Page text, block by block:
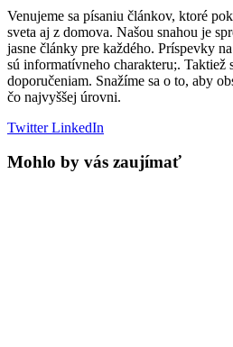
Venujeme sa písaniu článkov, ktoré
sveta aj z domova. Našou snahou je
jasne články pre každého. Príspevky
sú informatívneho charakteru;. Taktiež
doporučeniam. Snažíme sa o to, aby
čo najvyššej úrovni.
TwitterLinkedIn
Mohlo by vás zaujímať